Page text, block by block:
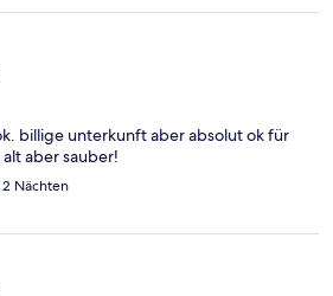
billige unterkunft aber absolut ok für
aber sauber!
Nächten